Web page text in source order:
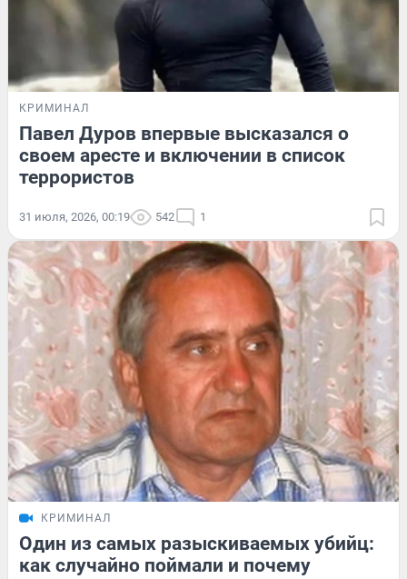
КРИМИНАЛ
Павел Дуров впервые высказался о
своем аресте и включении в список
террористов
31 июля, 2026, 00:19 542 1
КРИМИНАЛ
Один из самых разыскиваемых убийц:
как случайно поймали и почему